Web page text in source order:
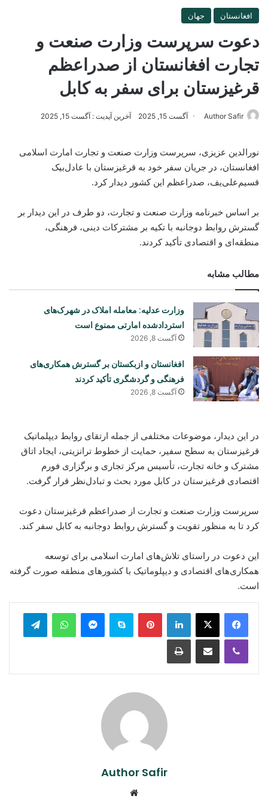
افغانستان جهان
دعوت سرپرست وزارت صنعت و
تجارت افغانستان از صدراعظم
قرغیزستان برای سفر به کابل
Author Safir آگست 15, 2025 آخرین آپدیت : آگست 15, 2025
نورالدین عزیزی، سرپرست وزارت صنعت و تجارت امارت اسلامی
افغانستان، در جریان سفر خود به قرغیزستان با عادل‌بیک
قسیم‌علی‌یف، صدراعظم این کشور دیدار کرد.
بر اساس خبرنامه وزارت صنعت و تجارت، دو طرف در این دیدار بر
گسترش روابط دوجانبه با تکیه بر مشترکات دینی، فرهنگی،
منطقه‌ای و اقتصادی تأکید کردند.
مطالب مشابه
وزارت عدلیه: معامله املاک در شهرک‌های
استردادشده امارتی ممنوع است
آگست 8, 2026
افغانستان و ازبکستان بر گسترش همکاری‌های
فرهنگی و گردشگری تأکید کردند
آگست 8, 2026
در این دیدار، موضوعات مختلفی از جمله ارتقای روابط دیپلماتیک
قرغیزستان به سطح سفیر، حمایت از خطوط ترانزیتی، ایجاد اتاق
مشترک و خانه تجارت، تأسیس مرکز تجاری و برگزاری فورم
اقتصادی قرغیزستان در کابل مورد بحث و تبادل‌نظر قرار گرفت.
سرپرست وزارت صنعت و تجارت از صدراعظم قرغیزستان دعوت
کرد تا به منظور تقویت و گسترش روابط دوجانبه به کابل سفر کند.
این دعوت در راستای تلاش‌های امارت اسلامی برای توسعه
همکاری‌های اقتصادی و دیپلوماتیک با کشورهای منطقه صورت گرفته
است.
LinkedIn
Pinterest
Skype
Messenger
WhatsApp
Viber
Share via Email
Print
Author Safir